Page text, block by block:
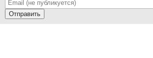
Отправить